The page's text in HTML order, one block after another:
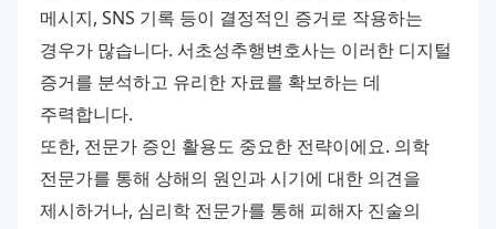
메시지, SNS 기록 등이 결정적인 증거로 작용하는
경우가 많습니다. 서초성추행변호사는 이러한 디지털
증거를 분석하고 유리한 자료를 확보하는 데
주력합니다.
또한, 전문가 증인 활용도 중요한 전략이에요. 의학
전문가를 통해 상해의 원인과 시기에 대한 의견을
제시하거나, 심리학 전문가를 통해 피해자 진술의